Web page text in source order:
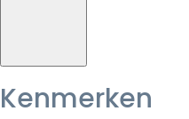
Kenmerken